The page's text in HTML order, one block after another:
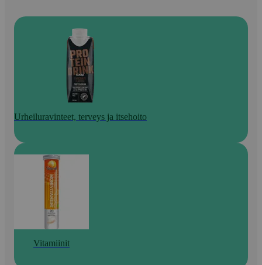
Urheiluravinteet, terveys ja itsehoito
Vitamiinit